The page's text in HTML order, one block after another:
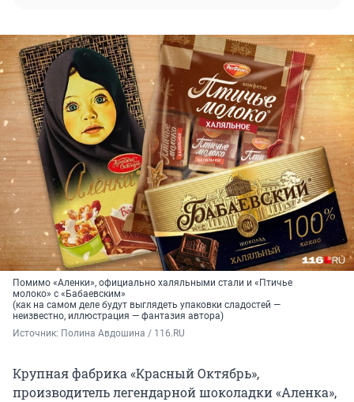
Помимо «Аленки», официально халяльными стали и «Птичье
молоко» с «Бабаевским»
(как на самом деле будут выглядеть упаковки сладостей —
неизвестно, иллюстрация — фантазия автора)
Источник: Полина Авдошина / 116.RU
Крупная фабрика «Красный Октябрь»,
производитель легендарной шоколадки «Аленка»,